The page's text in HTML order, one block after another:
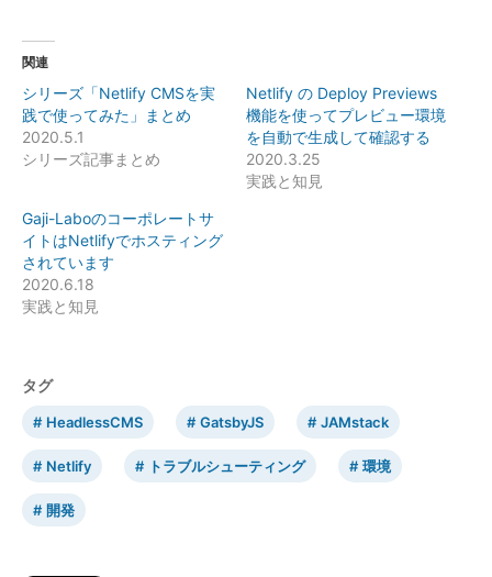
関連
シリーズ「Netlify CMSを実
践で使ってみた」まとめ
2020.5.1
シリーズ記事まとめ
Netlify の Deploy Previews
機能を使ってプレビュー環境
を自動で生成して確認する
2020.3.25
実践と知見
Gaji-Laboのコーポレートサ
イトはNetlifyでホスティング
されています
2020.6.18
実践と知見
タグ
HeadlessCMS GatsbyJS JAMstack
Netlify トラブルシューティング 環境
開発